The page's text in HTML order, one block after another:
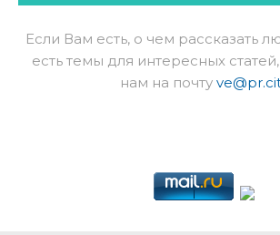
Если Вам есть, о чем рассказать
есть темы для интересных
нам на почту